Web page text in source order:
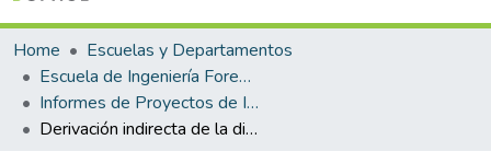
Home
Escuelas y Departamentos
Escuela de Ingeniería Forestal
Informes de Proyectos de Investigación
Derivación indirecta de la distribución espacial y estado de desarrollo de los bosques secundarios en Costa Rica usando imágenes satelitales de mediana resolución espacial. Documento I